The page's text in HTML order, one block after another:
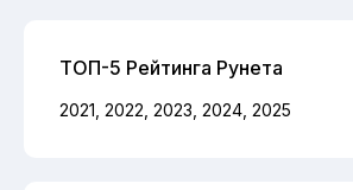
ТОП-5 Рейтинга Рунета
2021, 2022, 2023, 2024, 2025